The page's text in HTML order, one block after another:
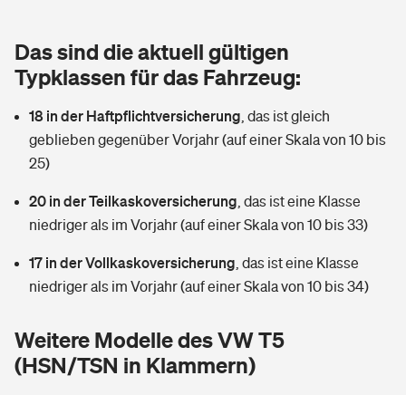
Tools
Wer versichert was: Jetzt Versicherer finden
Sie haben Fragen?
Glasversicherung
Mietkautionsversicherung
Restkreditversicherung
Hochwasser-Check: Wie gefährdet ist Ihr Haus?
Kinderunfall­ver­si­che­rung
Kinderinvalidität
Hundehalter-Haftpflicht
Private Cyberversicherung
Dread-Disease-Versicherung
Tierkrankenversicherung
Zur Übersicht
Tools
Wer versichert was: Jetzt Versicherer finden
Sie haben Fragen?
Rentenrechner: Wie viel Geld bekomme ich im Alter?
Das sind die aktuell gültigen
Typklassen für das Fahrzeug:
18 in der Haftpflichtversicherung das ist gleich
geblieben gegenüber Vorjahr (auf einer Skala von 10 bis
25)
20 in der Teilkaskoversicherung das ist eine Klasse
niedriger als im Vorjahr (auf einer Skala von 10 bis 33)
17 in der Vollkaskoversicherung das ist eine Klasse
niedriger als im Vorjahr (auf einer Skala von 10 bis 34)
Weitere Modelle des VW T5
(HSN/TSN in Klammern)